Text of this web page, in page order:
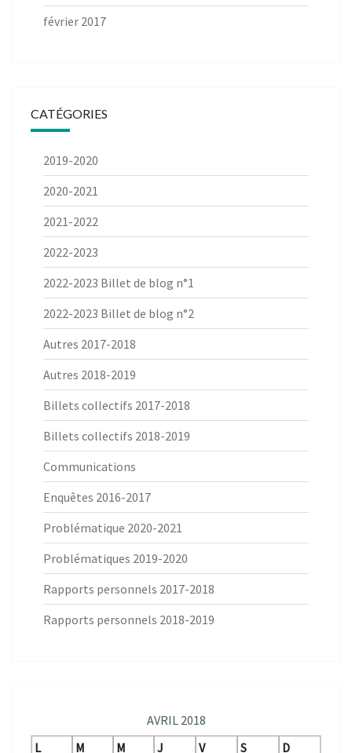
février 2017
CATÉGORIES
2019-2020
2020-2021
2021-2022
2022-2023
2022-2023 Billet de blog n°1
2022-2023 Billet de blog n°2
Autres 2017-2018
Autres 2018-2019
Billets collectifs 2017-2018
Billets collectifs 2018-2019
Communications
Enquêtes 2016-2017
Problématique 2020-2021
Problématiques 2019-2020
Rapports personnels 2017-2018
Rapports personnels 2018-2019
AVRIL 2018
L
M M J V S D